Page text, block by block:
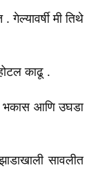
गेल्यावर्षी मी तिथे
काढू .
भकास आणि उघडा
सावलीत